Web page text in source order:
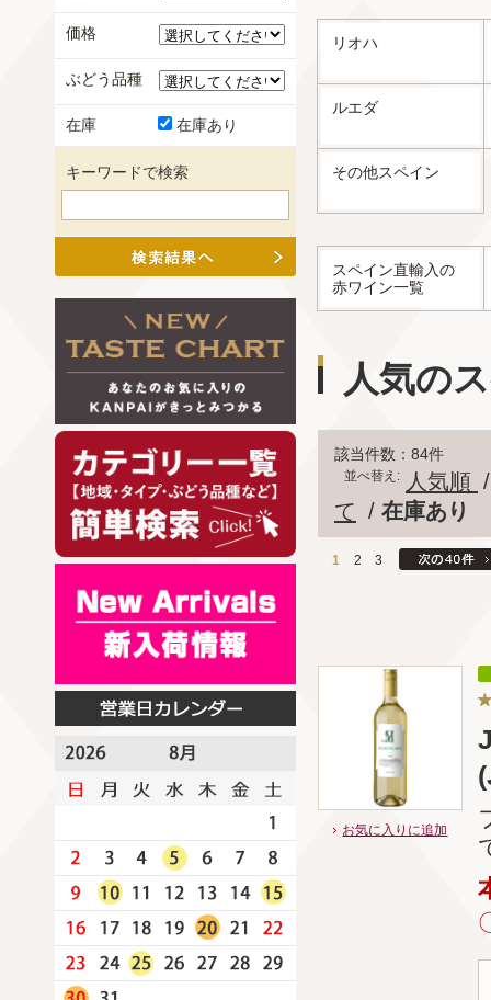
リオハ
ルエダ
その他スペイン
スペイン直輸入の
赤ワイン一覧
人気の
該当件数：84件
並べ替え: 人気順
て / 在庫あり
1 2 3
お気に入りに追加
価格
ぶどう品種
在庫 在庫あり
キーワードで検索